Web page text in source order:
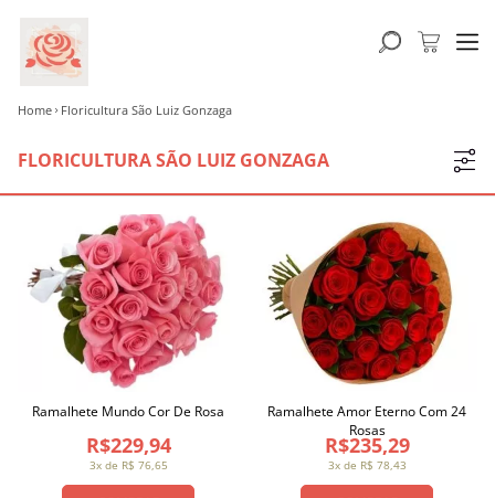
Home Floricultura São Luiz Gonzaga
FLORICULTURA SÃO LUIZ GONZAGA
3x de R$ 76,65
R$229,94
Ramalhete Mundo Cor De Rosa
3x de R$ 78,43
R$235,29
Ramalhete Amor Eterno Com 24
Rosas